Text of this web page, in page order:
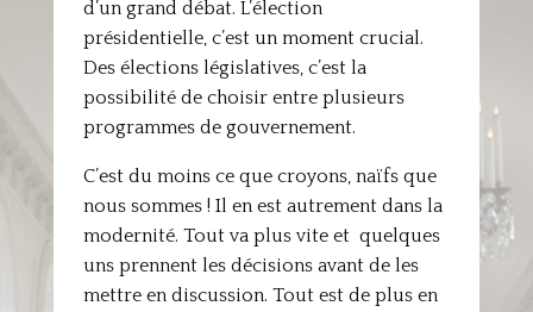
d’un grand débat. L’élection
présidentielle, c’est un moment crucial.
Des élections législatives, c’est la
possibilité de choisir entre plusieurs
programmes de gouvernement.
C’est du moins ce que croyons, naïfs que
nous sommes ! Il en est autrement dans la
modernité. Tout va plus vite et quelques
uns prennent les décisions avant de les
mettre en discussion. Tout est de plus en